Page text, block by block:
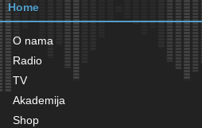
Home
O nama
Radio
TV
Akademija
Shop